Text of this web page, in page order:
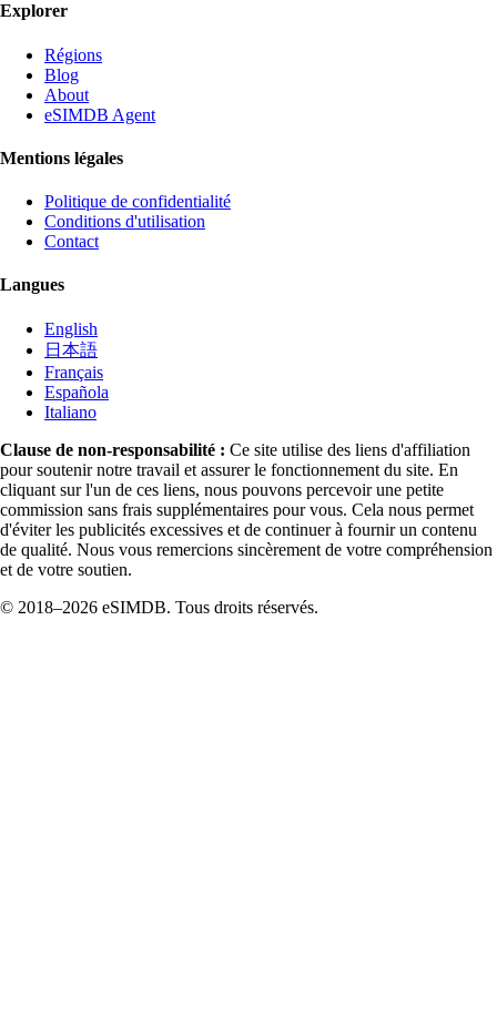
Explorer
Régions
Blog
About
eSIMDB Agent
Mentions légales
Politique de confidentialité
Conditions d'utilisation
Contact
Langues
English
日本語
Français
Española
Italiano
Clause de non-responsabilité : Ce site utilise des liens d'affiliation
pour soutenir notre travail et assurer le fonctionnement du site. En
cliquant sur l'un de ces liens, nous pouvons percevoir une petite
commission sans frais supplémentaires pour vous. Cela nous permet
d'éviter les publicités excessives et de continuer à fournir un contenu
de qualité. Nous vous remercions sincèrement de votre compréhension
et de votre soutien.
© 2018–2026 eSIMDB. Tous droits réservés.